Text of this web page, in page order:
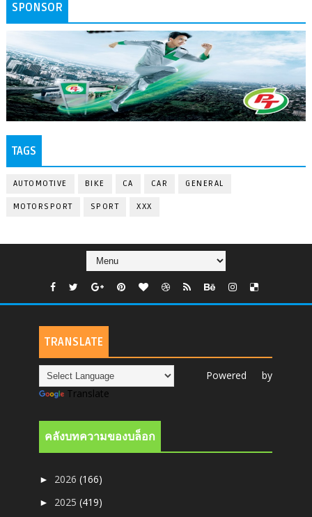
SPONSOR
TAGS
AUTOMOTIVE BIKE CA CAR GENERAL
MOTORSPORT SPORT XXX
TRANSLATE
Powered by
Translate
คลังบทความของบล็อก
► 2026(166)
► 2025(419)